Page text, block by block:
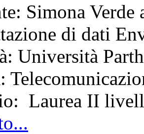
Simona
di dati
Università
Laurea II